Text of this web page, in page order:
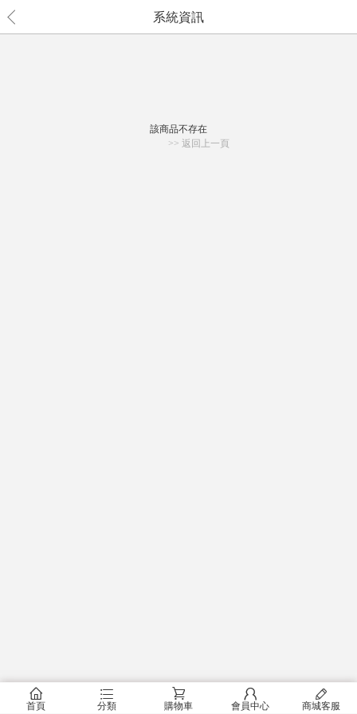
系統資訊
該商品不存在
>> 返回上一頁
󰂠
首頁
󰂦
分類
󰂟
購物車
󰂢
會員中心
󰄦
商城客服